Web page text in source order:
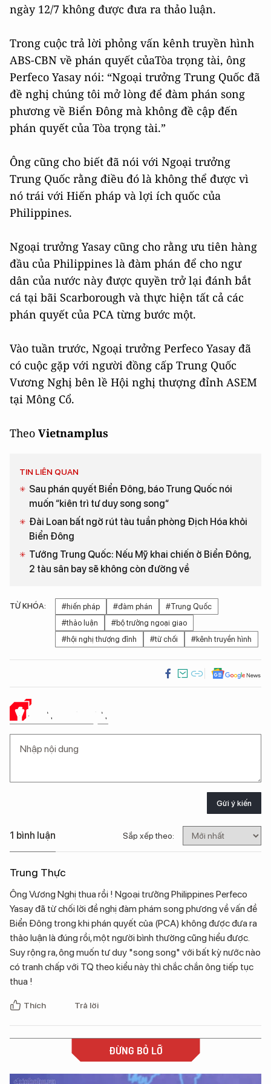
ngày 12/7 không được đưa ra thảo luận.
Trong cuộc trả lời phỏng vấn kênh truyền hình
ABS-CBN về phán quyết củaTòa trọng tài, ông
Perfeco Yasay nói: “Ngoại trưởng Trung Quốc đã
đề nghị chúng tôi mở lòng để đàm phán song
phương về Biển Đông mà không đề cập đến
phán quyết của Tòa trọng tài.”
Ông cũng cho biết đã nói với Ngoại trưởng
Trung Quốc rằng điều đó là không thể được vì
nó trái với Hiến pháp và lợi ích quốc của
Philippines.
Ngoại trưởng Yasay cũng cho rằng ưu tiên hàng
đầu của Philippines là đàm phán để cho ngư
dân của nước này được quyền trở lại đánh bắt
cá tại bãi Scarborough và thực hiện tất cả các
phán quyết của PCA từng bước một.
Vào tuần trước, Ngoại trưởng Perfeco Yasay đã
có cuộc gặp với người đồng cấp Trung Quốc
Vương Nghị bên lề Hội nghị thượng đỉnh ASEM
tại Mông Cổ.
Theo Vietnamplus
TIN LIÊN QUAN
Sau phán quyết Biển Đông, báo Trung Quốc nói
muốn “kiên trì tư duy song song“
Đài Loan bất ngờ rút tàu tuần phòng Địch Hóa khỏi
Biển Đông
Tướng Trung Quốc: Nếu Mỹ khai chiến ở Biển Đông,
2 tàu sân bay sẽ không còn đường về
TỪ KHÓA: #hiến pháp #đàm phán
#Trung Quốc
#thảo luận
#bộ trưởng ngoại giao
#hội nghị thượng đỉnh
#từ chối #kênh truyền hình
Ý KIẾN CỦA BẠN
Gửi ý kiến
1 bình luận Sắp xếp theo:
Trung Thực
Ông Vương Nghị thua rồi ! Ngoại trưởng Philippines Perfeco
Yasay đã từ chối lời đề nghị đàm phám song phương về vấn đề
Biển Đông trong khi phán quyết của (PCA) không được đưa ra
thảo luận là đúng rồi, một người bình thường cũng hiểu được.
Suy rộng ra, ông muốn tư duy "song song" với bất kỳ nước nào
có tranh chấp với TQ theo kiểu này thì chắc chắn ông tiếp tục
thua !
Thích Trả lời
ĐỪNG BỎ LỠ